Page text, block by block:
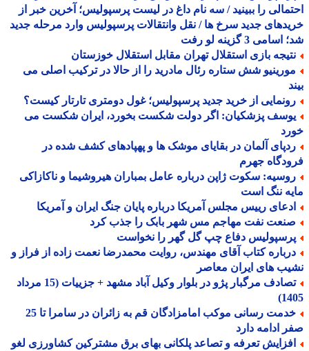
را ببینید / سه نام داغ در لیست پرسپولیس؛ آخرین خبر از
جدید سرخ ها / نقل وانتقالات پرسپولیس وارد مرحله جدید
3 گزینه لو رفت
بازی استقلال تهران مقابل استقلال خوزستان
شش ستاره رئال مادرید را از حالا در ترکیب اصلی می
از خرید جدید پرسپولیس؛ غول دومتری تارتار کیست؟
پزشکیان: اگر دولت شکست بخورد، ایران شکست می
آلمان در بقایای موشک ها و پهپادهای کشف شده در
جهرم
سکوت ژاپن درباره عامل بمباران هیروشیما و ناکازاکی
ننگ است
رییس مجلس آمریکا درباره پایان جنگ ایران و آمریکا
نفت مهاجم مس شهر بابک را جذب کرد
دفاع چپ گل گهر را نخواست
کتاب آقای مهندس، روایت محمدرضا نعمت زاده از فراز و
های ایران معاصر
تصادف مرگبار پژو در بلوار وکیل آباد مشهد + جزییات (15 مرداد
خدمت رسانی موکب امامزادگان قم به زائران در سامرا تا 25
ادامه دارد
تعرفه و تصاعد پلکانی بهای برق مشترکین کشاورزی لغو